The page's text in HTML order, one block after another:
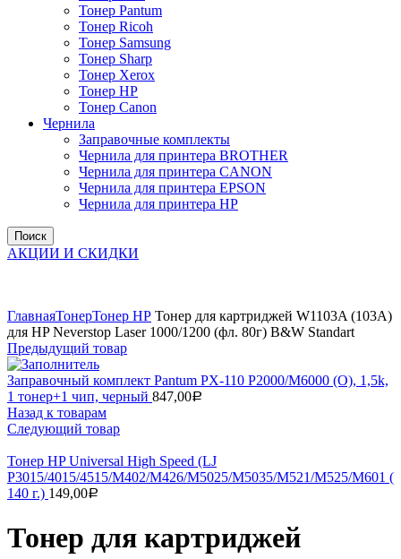
Тонер Pantum
Тонер Ricoh
Тонер Samsung
Тонер Sharp
Тонер Xerox
Тонер НР
Тонер Саnon
Чернила
Заправочные комплекты
Чернила для принтера BROTHER
Чернила для принтера CANON
Чернила для принтера EPSON
Чернила для принтера HP
Поиск
АКЦИИ И СКИДКИ
ГлавнаяТонерТонер НР Тонер для картриджей W1103A (103A)
для HP Neverstop Laser 1000/1200 (фл. 80г) B&W Standart
Предыдущий товар
Заправочный комплект Pantum PX-110 P2000/M6000 (О), 1,5k,
1 тонер+1 чип, черный 847,00Р
Назад к товарам
Следующий товар
Тонер HP Universal High Speed (LJ
P3015/4015/4515/M402/M426/M5025/M5035/M521/M525/M601 (
140 г.) 149,00Р
Тонер для картриджей